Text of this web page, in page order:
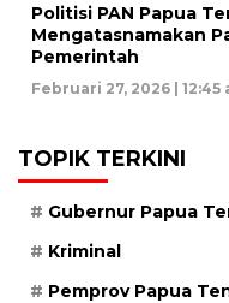
Politisi PAN Papua
Mengatasnamakan
Pemerintah
Februari 27, 2026 | 12:45
TOPIK TERKINI
Gubernur Papua
Kriminal
Pemprov Papua